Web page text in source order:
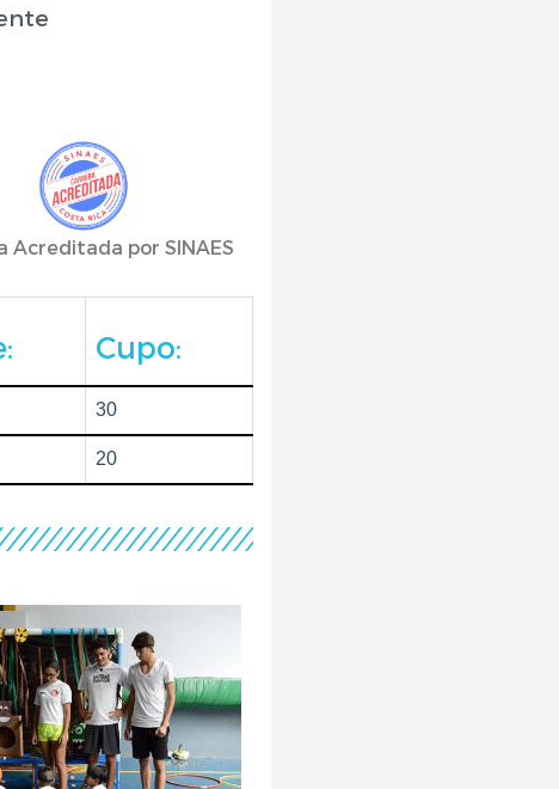
Acreditada por SINAES
Cupo:
30
20